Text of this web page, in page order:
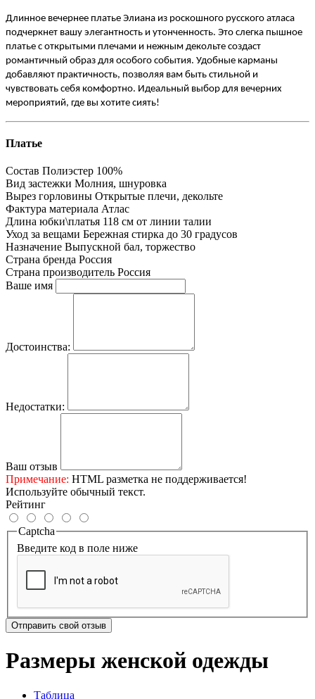
Длинное вечернее платье Элиана из роскошного русского атласа
подчеркнет вашу элегантность и утонченность. Это слегка пышное
платье с открытыми плечами и нежным декольте создаст
романтичный образ для особого события. Удобные карманы
добавляют практичность, позволяя вам быть стильной и
чувствовать себя комфортно. Идеальный выбор для вечерних
мероприятий, где вы хотите сиять!
Платье
Состав Полиэстер 100%
Вид застежки Молния, шнуровка
Вырез горловины Открытые плечи, декольте
Фактура материала Атлас
Длина юбки\платья 118 см от линии талии
Уход за вещами Бережная стирка до 30 градусов
Назначение Выпускной бал, торжество
Страна бренда Россия
Страна производитель Россия
Ваше имя
Достоинства:
Недостатки:
Ваш отзыв
Примечание: HTML разметка не поддерживается!
Используйте обычный текст.
Рейтинг
Captcha
Введите код в поле ниже
Отправить свой отзыв
Размеры женской одежды
Таблица